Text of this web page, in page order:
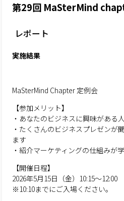
第29回 MaSterMind
レポート
実施結果
MaSterMind Chapter 定例会
【参加メリット】
・あなたのビジネスに興味がある
・たくさんのビジネスプレゼンが
ます
・紹介マーケティングの仕組みが
【開催日程】
2026年5月15日（金）10:15～12:00
※10:10までにご入場ください。